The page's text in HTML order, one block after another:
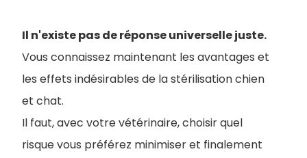
Il n'existe pas de réponse universelle juste.
Vous connaissez maintenant les avantages et
les effets indésirables de la stérilisation chien
et chat.
Il faut, avec votre vétérinaire, choisir quel
risque vous préférez minimiser et finalement